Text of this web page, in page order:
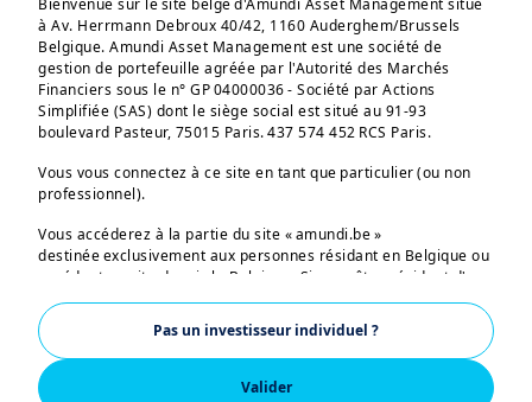
Bienvenue sur le site belge d'Amundi Asset Management situé
à Av. Herrmann Debroux 40/42, 1160 Auderghem/Brussels
Belgique. Amundi Asset Management est une société de
gestion de portefeuille agréée par l'Autorité des Marchés
Financiers sous le n° GP 04000036 - Société par Actions
Simplifiée (SAS) dont le siège social est situé au 91-93
boulevard Pasteur, 75015 Paris. 437 574 452 RCS Paris.
Vous vous connectez à ce site en tant que particulier (ou non
professionnel).
Vous accéderez à la partie du site « amundi.be »
destinée exclusivement aux personnes résidant en Belgique ou
accédant au site depuis la Belgique. Si vous êtes résident d'un
pays ayant un site Amundi dédié, vous êtes prié de quitter
cette page et vous connecter sur le site Amundi de votre pays.
US PERSONS
Valider
Pas un investisseur individuel ?
renseignements des médias, etc. Découvrez la
salle de presse globale d'Amundi, cliquez sur
le bouton ci-dessous pour naviguer vers cette
page globale.
Vous y trouverez notamment
Un aperçu des actualités mondiales et des
articles de presse
vidéos d'Amundi
Un aperçu de tous les porte-parole et
experts d'Amundi